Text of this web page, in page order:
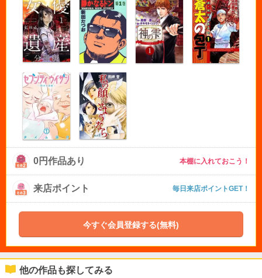
0円作品あり 本棚に入れておこう！
来店ポイント 毎日来店ポイントGET！
今すぐ会員登録する(無料)
他の作品も探してみる